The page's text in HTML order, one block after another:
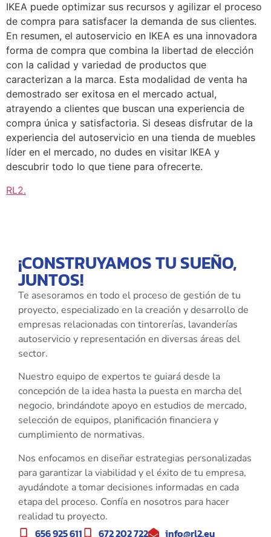
IKEA puede optimizar sus recursos y agilizar el proceso
de compra para satisfacer la demanda de sus clientes.
En resumen, el autoservicio en IKEA es una innovadora
forma de compra que combina la libertad de elección
con la calidad y variedad de productos que
caracterizan a la marca. Esta modalidad de venta ha
demostrado ser exitosa en el mercado actual,
atrayendo a clientes que buscan una experiencia de
compra única y satisfactoria. Si deseas disfrutar de la
experiencia del autoservicio en una tienda de muebles
líder en el mercado, no dudes en visitar IKEA y
descubrir todo lo que tiene para ofrecerte.
RL2.
¡CONSTRUYAMOS TU SUEÑO,
JUNTOS!
Te asesoramos en todo el proceso de gestión de tu
proyecto, especializado en la creación y desarrollo de
empresas relacionadas con tintorerías, lavanderías
autoservicio y representación en diversas áreas del
sector.
Nuestro equipo de expertos te guiará desde la
concepción de la idea hasta la puesta en marcha del
negocio, brindándote apoyo en estudios de mercado,
selección de equipos, planificación financiera y
cumplimiento de normativas.
Nos enfocamos en diseñar estrategias personalizadas
para garantizar la viabilidad y el éxito de tu empresa,
ayudándote a tomar decisiones informadas en cada
etapa del proceso. Confía en nosotros para hacer
realidad tu proyecto.
656 925 611 672 202 722 info@rl2.eu